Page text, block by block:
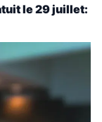
le 29 juillet: